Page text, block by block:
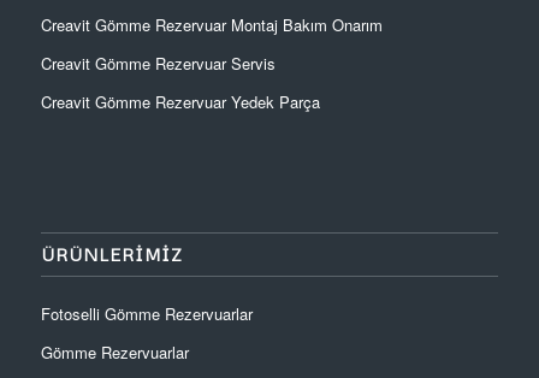
Creavit Gömme Rezervuar Montaj Bakım Onarım
Creavit Gömme Rezervuar Servis
Creavit Gömme Rezervuar Yedek Parça
ÜRÜNLERIMIZ
Fotoselli Gömme Rezervuarlar
Gömme Rezervuarlar